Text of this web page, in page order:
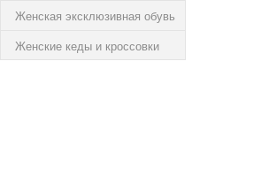
Женская эксклюзивная обувь
Женские кеды и кроссовки